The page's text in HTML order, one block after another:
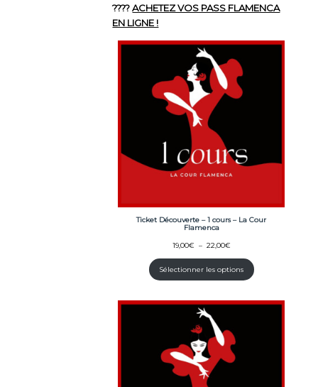
????️ ACHETEZ VOS PASS FLAMENCA
EN LIGNE !
Ticket Découverte – 1 cours – La Cour
Flamenca
19,00€ – 22,00€Plage
19,00€
Sélectionner les options